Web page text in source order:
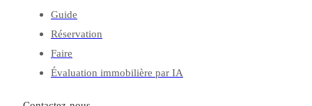
Guide
Réservation
Faire
Évaluation immobilière par IA